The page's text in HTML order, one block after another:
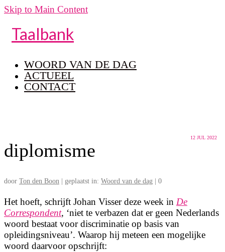
Skip to Main Content
Taalbank
WOORD VAN DE DAG
ACTUEEL
CONTACT
12 JUL 2022
diplomisme
door Ton den Boon geplaatst in: Woord van de dag 0
Het hoeft, schrijft Johan Visser deze week in De
Correspondent, ‘niet te verbazen dat er geen Nederlands
woord bestaat voor discriminatie op basis van
opleidingsniveau’. Waarop hij meteen een mogelijke
woord daarvoor opschrijft: